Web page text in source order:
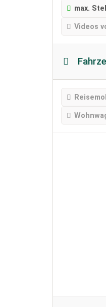
max.
Videos